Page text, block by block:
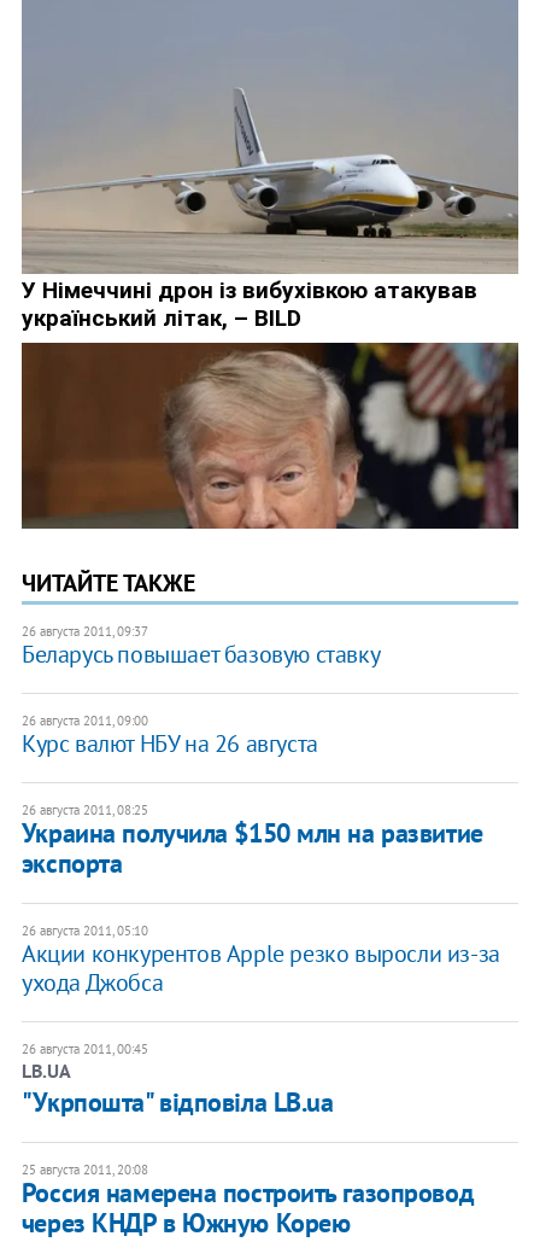
ЧИТАЙТЕ ТАКЖЕ
26 августа 2011, 09:37
Беларусь повышает базовую ставку
26 августа 2011, 09:00
Курс валют НБУ на 26 августа
26 августа 2011, 08:25
Украина получила $150 млн на развитие
экспорта
26 августа 2011, 05:10
Акции конкурентов Apple резко выросли из-за
ухода Джобса
26 августа 2011, 00:45
LB.UA
"Укрпошта" відповіла LB.ua
25 августа 2011, 20:08
Россия намерена построить газопровод
через КНДР в Южную Корею